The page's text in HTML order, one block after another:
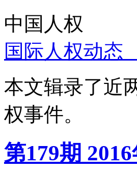
中国人权
国际人权动态
本文辑录了近
权事件。
第179期